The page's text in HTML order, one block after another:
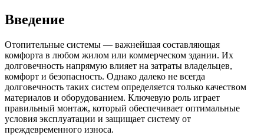
Введение
Отопительные системы — важнейшая составляющая
комфорта в любом жилом или коммерческом здании. Их
долговечность напрямую влияет на затраты владельцев,
комфорт и безопасность. Однако далеко не всегда
долговечность таких систем определяется только качеством
материалов и оборудованием. Ключевую роль играет
правильный монтаж, который обеспечивает оптимальные
условия эксплуатации и защищает систему от
преждевременного износа.